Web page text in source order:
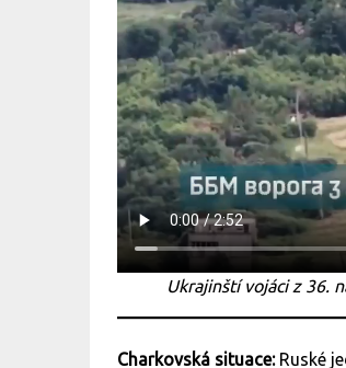
Ukrajinští vojáci z 36.
Charkovská situace: Ruské